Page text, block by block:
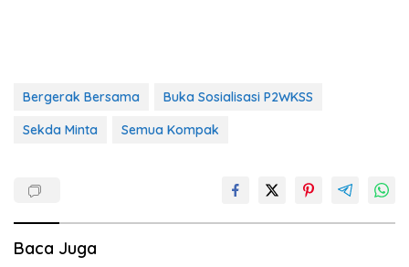
Bergerak Bersama
Buka Sosialisasi P2WKSS
Sekda Minta
Semua Kompak
Baca Juga